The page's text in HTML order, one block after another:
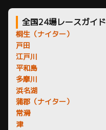
全国24場レースガイド
桐生（ナイター）
戸田
江戸川
平和島
多摩川
浜名湖
蒲郡（ナイター）
常滑
津